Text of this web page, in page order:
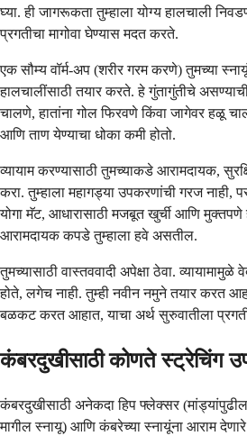
घ्या. ही जागरूकता तुम्हाला योग्य हालचाली
प्रगतीचा मागोवा घेण्यास मदत करते.
एक सौम्य वॉर्म-अप (शरीर गरम करणे) तुमच्या
हालचालींसाठी तयार करते. हे गुंतागुंतीचे
चालणे, हातांना गोल फिरवणे किंवा जागेवर हळू
आणि ताण येण्याचा धोका कमी होतो.
व्यायाम करण्यासाठी तुमच्याकडे आरामदायक,
करा. तुम्हाला महागड्या उपकरणांची गरज नाही,
योगा मॅट, आधारासाठी मजबूत खुर्ची आणि
आरामदायक कपडे तुम्हाला हवे असतील.
तुमच्यासाठी वास्तववादी अपेक्षा ठेवा.
होते, लगेच नाही. तुम्ही नवीन नमुने तयार करत
बळकट करत आहात, याचा अर्थ सुरुवातीला
कंबरदुखीसाठी कोणते स्ट्रेचिंग
कंबरदुखीसाठी अनेकदा हिप फ्लेक्सर (मांड्यांपुढील
मागील स्नायू) आणि कंबरेच्या स्नायूंना आराम